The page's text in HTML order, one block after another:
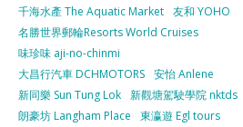
千海水產 The Aquatic Market 友和 YOHO
名勝世界郵輪Resorts World Cruises
味珍味 aji-no-chinmi
大昌行汽車 DCHMOTORS 安怡 Anlene
新同樂 Sun Tung Lok 新觀塘駕駛學院 nktds
朗豪坊 Langham Place
東瀛遊 Egl tours